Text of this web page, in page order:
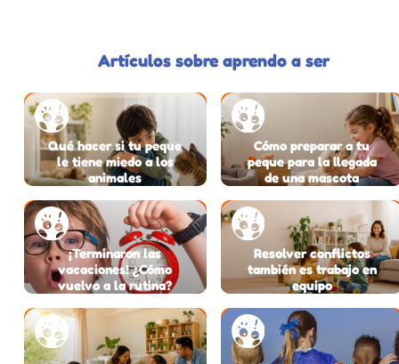
Artículos sobre aprendo a ser
Qué hacer si tu peque
le tiene miedo a los
animales
Cómo preparar a tu
peque para la llegada
de una mascota
¡Terminaron las
vacaciones! ¿Cómo
vuelvo a la rutina?
Resolver conflictos
también es trabajo en
equipo